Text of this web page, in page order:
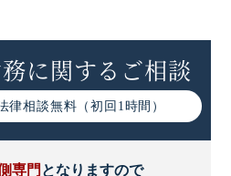
に関するご相談
律相談無料（初回1時間）
専門 となりますので